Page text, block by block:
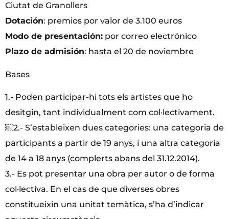
Ciutat de Granollers
Dotación: premios por valor de 3.100 euros
Modo de presentación: por correo electrónico
Plazo de admisión: hasta el 20 de noviembre
Bases
1.- Poden participar-hi tots els artistes que ho
desitgin, tant individualment com col·lectivament.
￼2.- S’estableixen dues categories: una categoria de
participants a partir de 19 anys, i una altra categoria
de 14 a 18 anys (complerts abans del 31.12.2014).
3.- Es pot presentar una obra per autor o de forma
col·lectiva. En el cas de que diverses obres
constitueixin una unitat temàtica, s’ha d’indicar